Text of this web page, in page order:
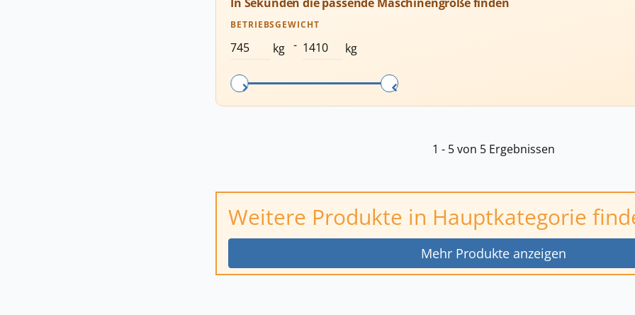
BETRIEBSGEWICHT
kg - kg
1 - 5 von 5 Ergebnissen
Weitere Produkte in Hauptkategorie
Mehr Produkte anzeigen